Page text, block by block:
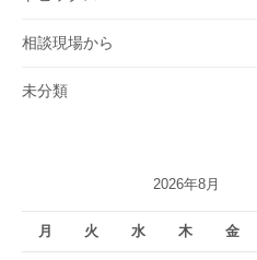
相談現場から
未分類
2026年8月
月 火 水 木 金